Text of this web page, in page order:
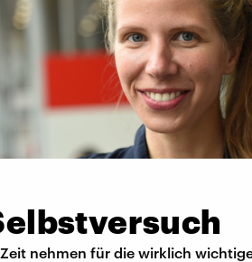
nehmen für die wirklich